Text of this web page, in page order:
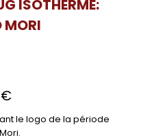
ISOTHERME:
MORI
€
le logo de la période